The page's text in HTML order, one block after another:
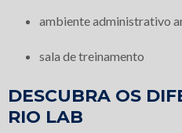
ambiente administrativo
sala de treinamento
DESCUBRA OS
RIO LAB